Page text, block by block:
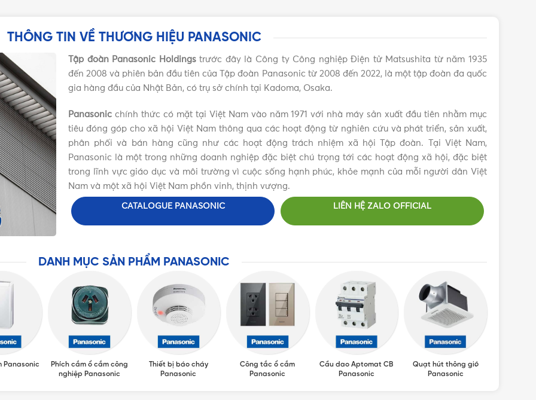
THÔNG TIN VỀ THƯƠNG HIỆU PANASONIC
Tập đoàn Panasonic Holdingstrước đây là Công ty Công nghiệp Điện tử Matsushita từ năm 1935
đến 2008 và phiên bản đầu tiên của Tập đoàn Panasonic từ 2008 đến 2022, là một tập đoàn đa quốc
gia hàng đầu của Nhật Bản, có trụ sở chính tại Kadoma, Osaka.
Panasonic chính thức có mặt tại Việt Nam vào năm 1971 với nhà máy sản xuất đầu tiên nhằm mục
tiêu đóng góp cho xã hội Việt Nam thông qua các hoạt động từ nghiên cứu và phát triển, sản xuất,
phân phối và bán hàng cũng như các hoạt động trách nhiệm xã hội Tập đoàn. Tại Việt Nam,
Panasonic là một trong những doanh nghiệp đặc biệt chú trọng tới các hoạt động xã hội, đặc biệt
trong lĩnh vực giáo dục và môi trường vì cuộc sống hạnh phúc, khỏe mạnh của mỗi người dân Việt
Nam và một xã hội Việt Nam phồn vinh, thịnh vượng.
CATALOGUE PANASONIC LIÊN HỆ ZALO OFFICIAL
DANH MỤC SẢN PHẨM PANASONIC
Panasonic
Phích cắm ổ cắm công
nghiệp Panasonic
Thiết bị báo cháy
Panasonic
Công tắc ổ cắm
Panasonic
Cầu dao Aptomat CB
Panasonic
Quạt hút thông gió
Panasonic